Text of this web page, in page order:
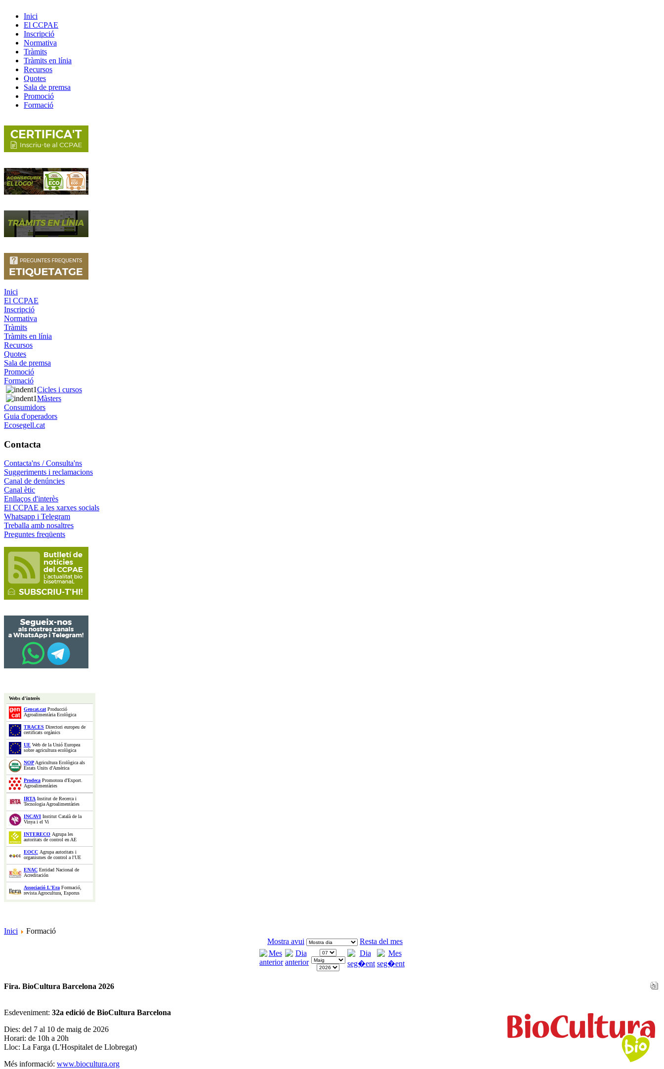
Inici
El CCPAE
Inscripció
Normativa
Tràmits
Tràmits en línia
Recursos
Quotes
Sala de premsa
Promoció
Formació
Inici
El CCPAE
Inscripció
Normativa
Tràmits
Tràmits en línia
Recursos
Quotes
Sala de premsa
Promoció
Formació
Cicles i cursos
Màsters
Consumidors
Guia d'operadors
Ecosegell.cat
Contacta
Contacta'ns / Consulta'ns
Suggeriments i reclamacions
Canal de denúncies
Canal ètic
Enllaços d'interès
El CCPAE a les xarxes socials
Whatsapp i Telegram
Treballa amb nosaltres
Preguntes freqüents
Webs d'interès
Gencat.catProducció
Agroalimentària Ecològica
TRACES Directori europeu de
certificats orgànics
UE Web de la Unió Europea
sobre agricultura ecològica
NOPAgricultura Ecològica als
Estats Units d'Amèrica
Prodeca Promotora d'Export.
Agroalimentàries
IRTA Institut de Recerca i
Tecnologia Agroalimentàries
INCAVI Institut Català de la
Vinya i el Vi
INTERECO Agrupa les
autoritats de control en AE
EOCC Agrupa autoritats i
organismes de control a l'UE
ENAC Entidad Nacional de
Acreditación
Associació L'Era Formació,
revista Agrocultura, Esporus
Inici
Formació
Mostra avui
Resta del mes
Fira. BioCultura Barcelona 2026
Esdeveniment: 32a edició de BioCultura Barcelona
Dies: del 7 al 10 de maig de 2026
Horari: de 10h a 20h
Lloc: La Farga (L'Hospitalet de Llobregat)
Més informació: www.biocultura.org